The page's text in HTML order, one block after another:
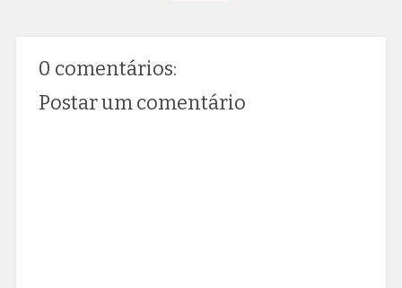
0 comentários:
Postar um comentário